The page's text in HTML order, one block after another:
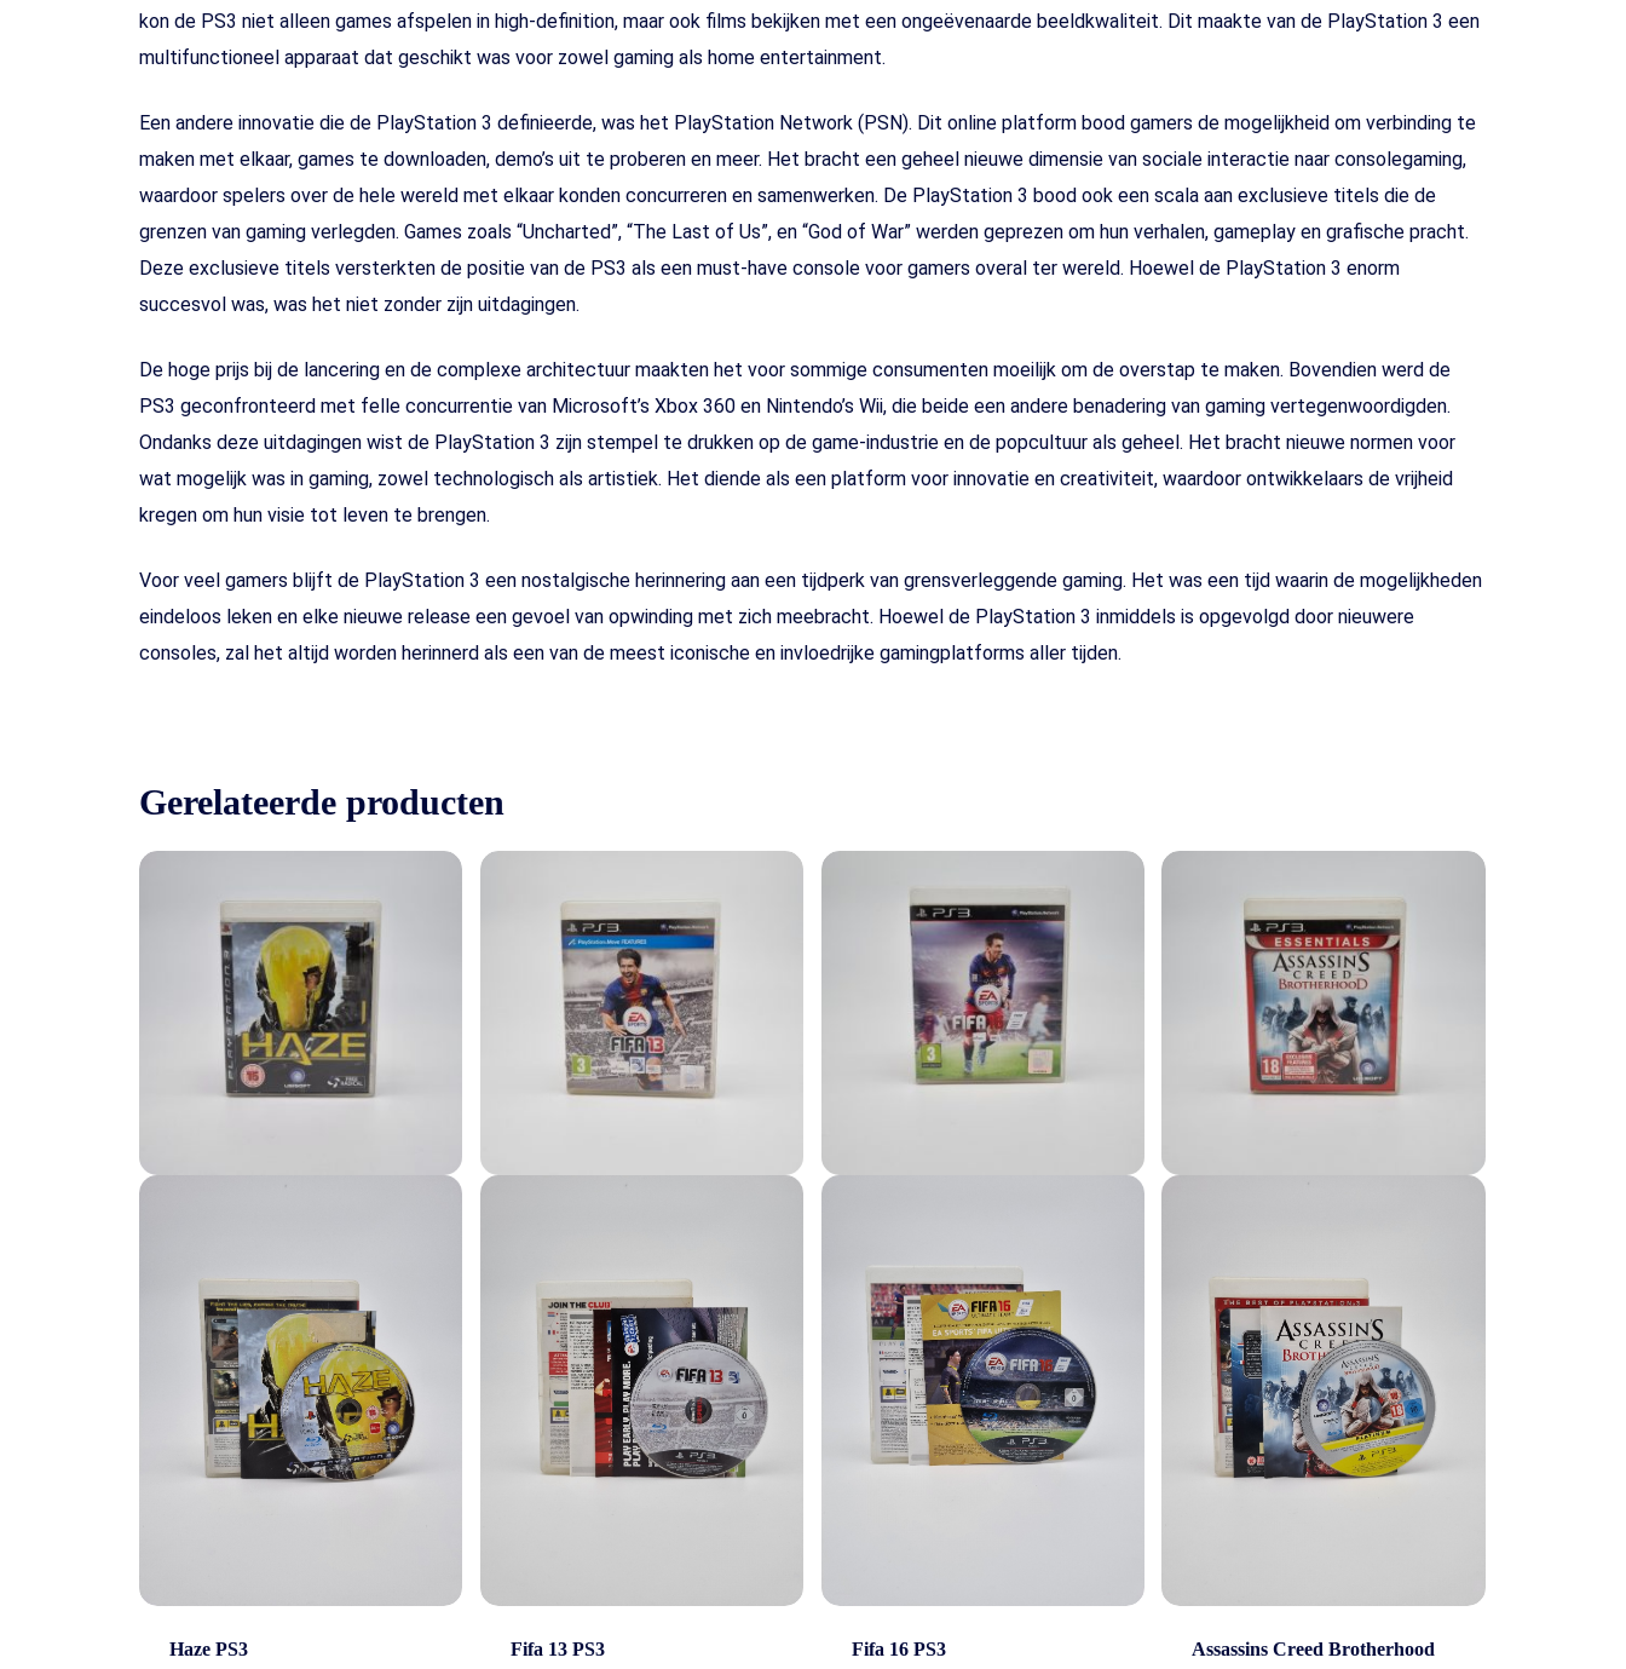
kon de PS3 niet alleen games afspelen in high-definition, maar ook films bekijken met een ongeëvenaarde beeldkwaliteit. Dit maakte van de PlayStation 3 een
multifunctioneel apparaat dat geschikt was voor zowel gaming als home entertainment.
Een andere innovatie die de PlayStation 3 definieerde, was het PlayStation Network (PSN). Dit online platform bood gamers de mogelijkheid om verbinding te
maken met elkaar, games te downloaden, demo’s uit te proberen en meer. Het bracht een geheel nieuwe dimensie van sociale interactie naar consolegaming,
waardoor spelers over de hele wereld met elkaar konden concurreren en samenwerken. De PlayStation 3 bood ook een scala aan exclusieve titels die de
grenzen van gaming verlegden. Games zoals “Uncharted”, “The Last of Us”, en “God of War” werden geprezen om hun verhalen, gameplay en grafische pracht.
Deze exclusieve titels versterkten de positie van de PS3 als een must-have console voor gamers overal ter wereld. Hoewel de PlayStation 3 enorm
succesvol was, was het niet zonder zijn uitdagingen.
De hoge prijs bij de lancering en de complexe architectuur maakten het voor sommige consumenten moeilijk om de overstap te maken. Bovendien werd de
PS3 geconfronteerd met felle concurrentie van Microsoft’s Xbox 360 en Nintendo’s Wii, die beide een andere benadering van gaming vertegenwoordigden.
Ondanks deze uitdagingen wist de PlayStation 3 zijn stempel te drukken op de game-industrie en de popcultuur als geheel. Het bracht nieuwe normen voor
wat mogelijk was in gaming, zowel technologisch als artistiek. Het diende als een platform voor innovatie en creativiteit, waardoor ontwikkelaars de vrijheid
kregen om hun visie tot leven te brengen.
Voor veel gamers blijft de PlayStation 3 een nostalgische herinnering aan een tijdperk van grensverleggende gaming. Het was een tijd waarin de mogelijkheden
eindeloos leken en elke nieuwe release een gevoel van opwinding met zich meebracht. Hoewel de PlayStation 3 inmiddels is opgevolgd door nieuwere
consoles, zal het altijd worden herinnerd als een van de meest iconische en invloedrijke gamingplatforms aller tijden.
Gerelateerde producten
Haze PS3 Fifa 13 PS3 Fifa 16 PS3
Assassins Creed Brotherhood